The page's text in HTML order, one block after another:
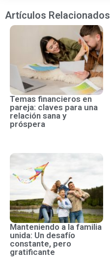
Artículos Relacionados
Temas financieros en
pareja: claves para una
relación sana y
próspera
Manteniendo a la familia
unida: Un desafío
constante, pero
gratificante